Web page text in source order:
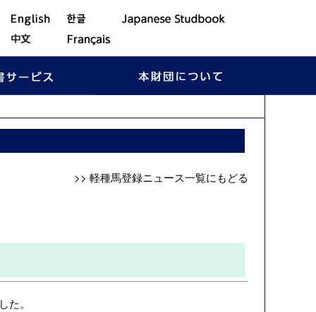
>> 軽種馬登録ニュース一覧にもどる
た。